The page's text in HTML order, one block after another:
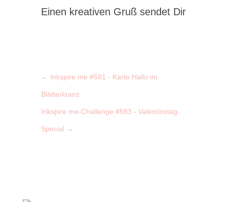
Einen kreativen Gruß sendet Dir
← Inkspire me #581 - Karte Hallo im
Blätterkranz
Inkspire me-Challenge #583 - Valentinstag-
Special →